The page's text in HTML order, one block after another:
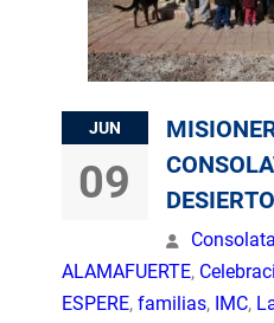
JUN
09
ALAMAFUERTE,
ESPERE, familias, IMC,